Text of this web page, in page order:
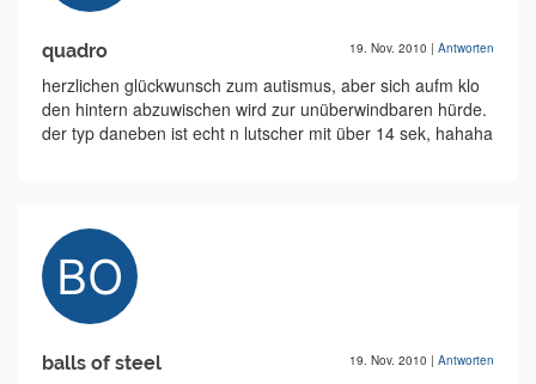
quadro 19. Nov. 2010 | Antworten
herzlichen glückwunsch zum autismus, aber sich aufm klo
den hintern abzuwischen wird zur unüberwindbaren hürde.
der typ daneben ist echt n lutscher mit über 14 sek, hahaha
balls of steel 19. Nov. 2010 | Antworten